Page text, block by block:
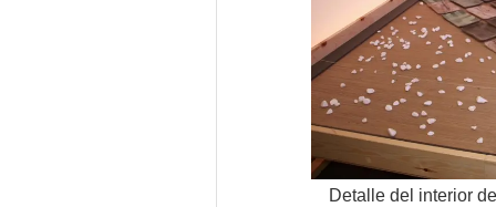
Detalle del interior